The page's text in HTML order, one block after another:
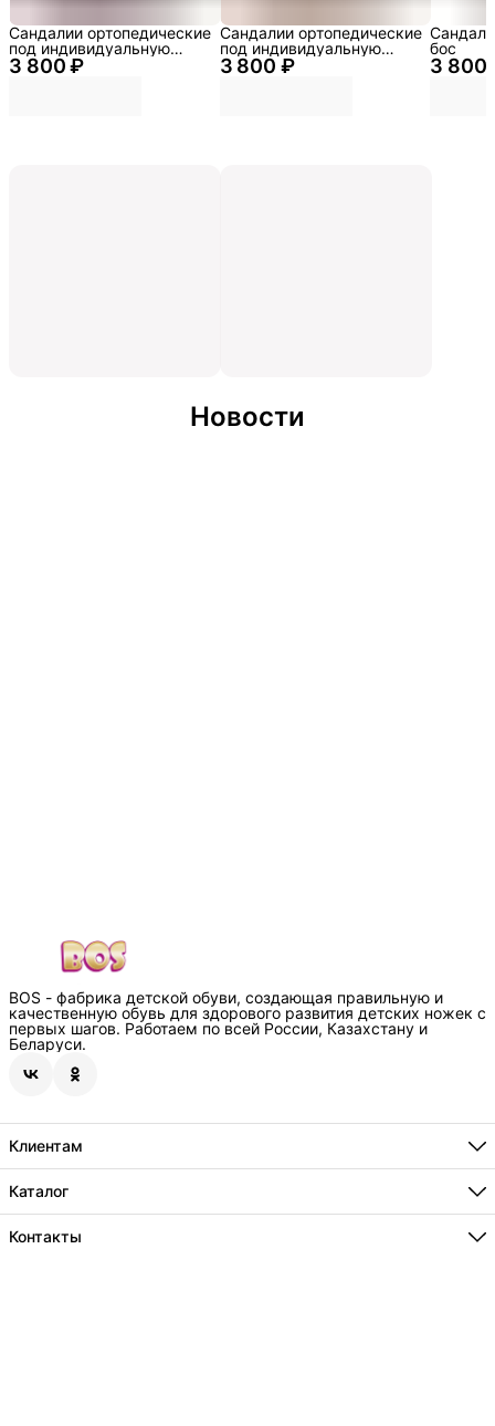
3 800 ₽
Сандалии ортопедические
под индивидуальную
стельку
3 800 ₽
Сандалии ортопедические
под индивидуальную
стельку
3 800
бос
Новости
BOS - фабрика детской обуви, создающая правильную и
качественную обувь для здорового развития детских ножек с
первых шагов. Работаем по всей России, Казахстану и
Беларуси.
Клиентам
Способы оплаты
Где купить
Информация
Каталог
Бестселлеры
Новинки
Контакты